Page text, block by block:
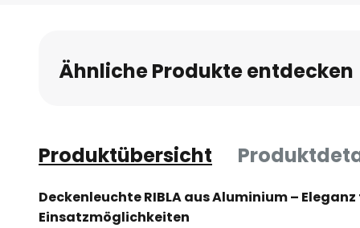
Bildgalerie
springen
Ähnliche Produkte entdecken
Produktübersicht
Deckenleuchte RIBLA aus Aluminium –
Einsatzmöglichkeiten